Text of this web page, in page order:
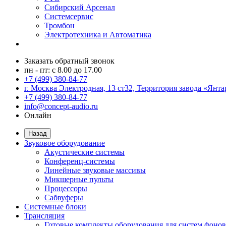
Сибирский Арсенал
Системсервис
Тромбон
Электротехника и Автоматика
Заказать обратный звонок
пн - пт: с 8.00 до 17.00
+7 (499) 380-84-77
г. Москва Электродная, 13 ст32, Территория завода
+7 (499) 380-84-77
info@concept-audio.ru
Онлайн
Назад
Звуковое оборудование
Акустические системы
Конференц-системы
Линейные звуковые массивы
Микшерные пульты
Процессоры
Сабвуферы
Системные блоки
Трансляция